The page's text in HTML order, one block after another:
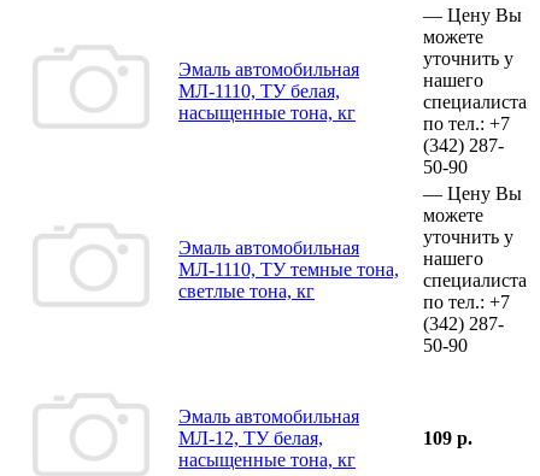
Эмаль автомобильная
МЛ-1110, ТУ белая,
насыщенные тона, кг
— Цену Вы
можете
уточнить у
нашего
специалиста
по тел.: +7
(342) 287-
50-90
Эмаль автомобильная
МЛ-1110, ТУ темные тона,
светлые тона, кг
— Цену Вы
можете
уточнить у
нашего
специалиста
по тел.: +7
(342) 287-
50-90
Эмаль автомобильная
МЛ-12, ТУ белая,
насыщенные тона, кг
109 р.